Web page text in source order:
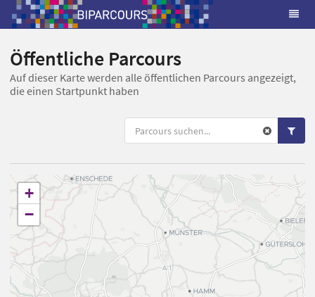
Öffentliche Parcours
Auf dieser Karte werden alle öffentlichen Parcours angezeigt,
die einen Startpunkt haben
+
−